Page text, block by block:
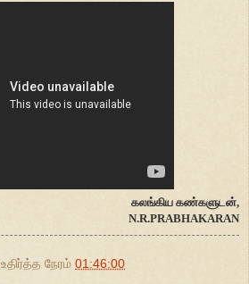
கலங்கிய கண்களுடன்,
N.R.PRABHAKARAN
உதிர்த்த நேரம் 01:46:00